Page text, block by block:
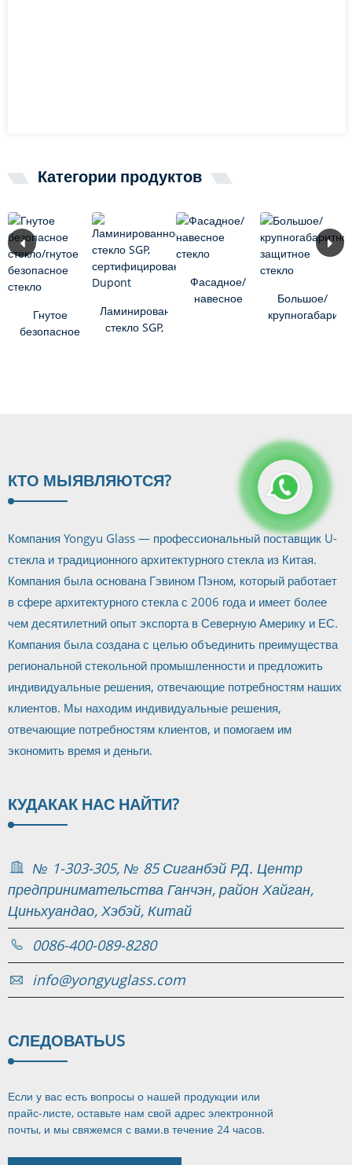
Категории продуктов
Гнутое
безопасное
Ламинированное
стекло SGP,
Фасадное/
навесное
Большое/
КТО МЫЯВЛЯЮТСЯ?
Компания Yongyu Glass — профессиональный поставщик U-
стекла и традиционного архитектурного стекла из Китая.
Компания была основана Гэвином Пэном, который работает
в сфере архитектурного стекла с 2006 года и имеет более
чем десятилетний опыт экспорта в Северную Америку и ЕС.
Компания была создана с целью объединить преимущества
региональной стекольной промышленности и предложить
индивидуальные решения, отвечающие потребностям наших
клиентов. Мы находим индивидуальные решения,
отвечающие потребностям клиентов, и помогаем им
экономить время и деньги.
КУДАКАК НАС НАЙТИ?
№ 1-303-305, № 85 Сиганбэй РД. Центр
предпринимательства Ганчэн, район Хайган,
Циньхуандао, Хэбэй, Китай
0086-400-089-8280
info@yongyuglass.com
СЛЕДОВАТЬUS
Если у вас есть вопросы о нашей продукции или
прайс-листе, оставьте нам свой адрес электронной
почты, и мы свяжемся с вами.в течение 24 часов.